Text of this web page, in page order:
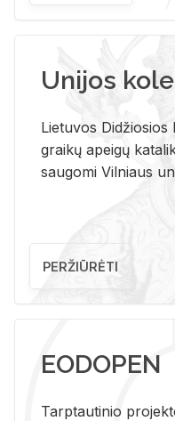
Unijos
Lietuvos Didžiosios
graikų apeigų
saugomi Vilniaus
PERŽIŪRĖTI
EODOPEN
Tarp­tau­ti­nio